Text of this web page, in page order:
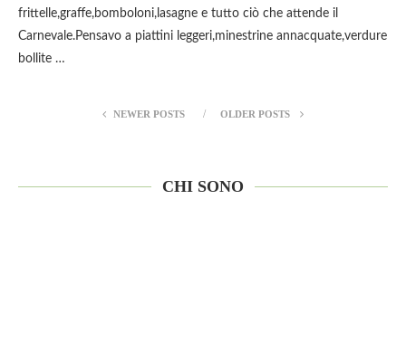
frittelle,graffe,bomboloni,lasagne e tutto ciò che attende il
Carnevale.Pensavo a piattini leggeri,minestrine annacquate,verdure
bollite …
NEWER POSTS OLDER POSTS
CHI SONO